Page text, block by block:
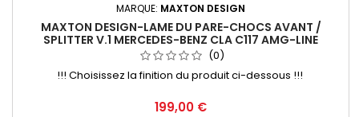
MARQUE: MAXTON DESIGN
MAXTON DESIGN-LAME DU PARE-CHOCS AVANT /
SPLITTER V.1 MERCEDES-BENZ CLA C117 AMG-LINE
FACELIFT (0)
!!! Choisissez la finition du produit ci-dessous !!!
Prix
199,00 €